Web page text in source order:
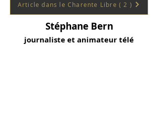
Article dans le Charente Libre ( 2 )
Stéphane Bern
journaliste et animateur télé